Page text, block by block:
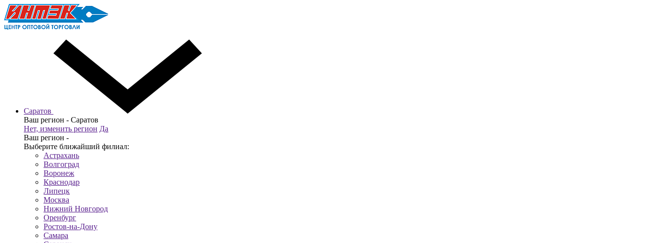
Саратов
Ваш регион - Саратов
Нет, изменить регион Да
Ваш регион -
Выберите ближайший филиал:
Астрахань
Волгоград
Воронеж
Краснодар
Липецк
Москва
Нижний Новгород
Оренбург
Ростов-на-Дону
Самара